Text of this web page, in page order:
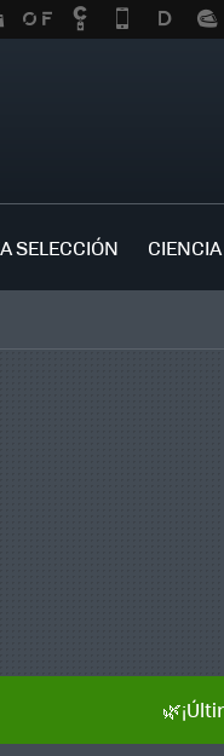
SELECCIÓN CIENCIA